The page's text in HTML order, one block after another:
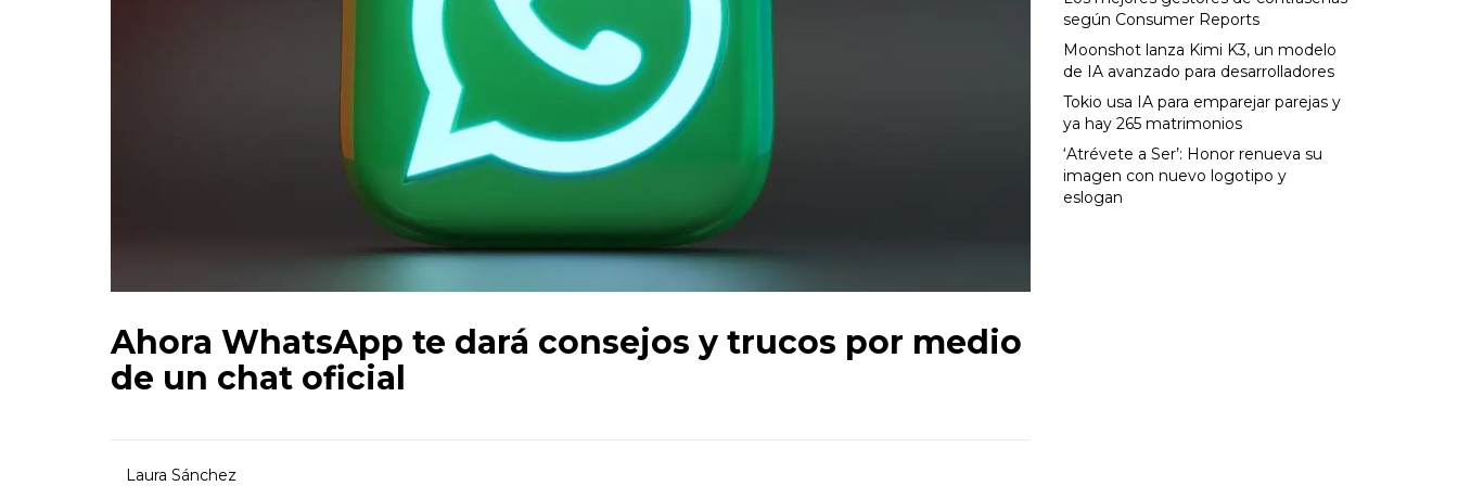
Ahora WhatsApp te dará consejos y trucos por medio
de un chat oficial
Laura Sánchez
según Consumer Reports
Moonshot lanza Kimi K3, un modelo
de IA avanzado para desarrolladores
Tokio usa IA para emparejar parejas y
ya hay 265 matrimonios
‘Atrévete a Ser’: Honor renueva su
imagen con nuevo logotipo y
eslogan